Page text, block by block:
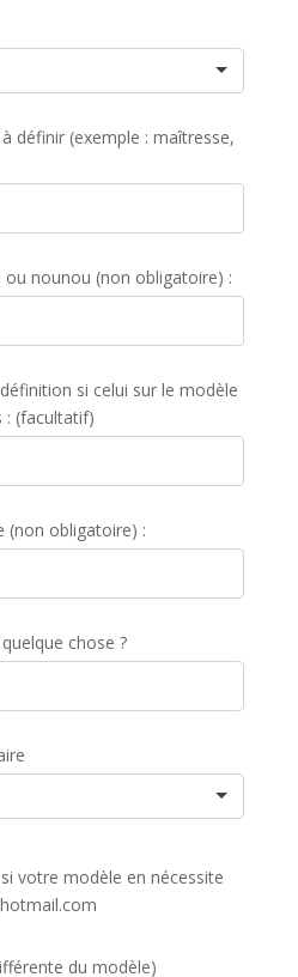
définir (exemple : maîtresse,
nounou (non obligatoire) :
si celui sur le modèle
: (facultatif)
(non obligatoire) :
chose ?
votre modèle en nécessite
du modèle)